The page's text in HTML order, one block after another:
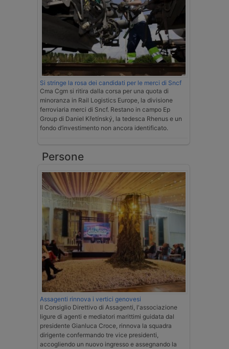
Si stringe la rosa dei candidati per le merci di Sncf
Cma Cgm si ritira dalla corsa per una quota di
minoranza in Rail Logistics Europe, la divisione
ferroviaria merci di Sncf. Restano in campo Ep
Group di Daniel Křetínský, la tedesca Rhenus e un
fondo d’investimento non ancora identificato.
Persone
Assagenti rinnova i vertici genovesi
Il Consiglio Direttivo di Assagenti, l'associazione
ligure di agenti e mediatori marittimi guidata dal
presidente Gianluca Croce, rinnova la squadra
dirigente confermando tre vice presidenti,
accogliendo un nuovo ingresso e assegnando la